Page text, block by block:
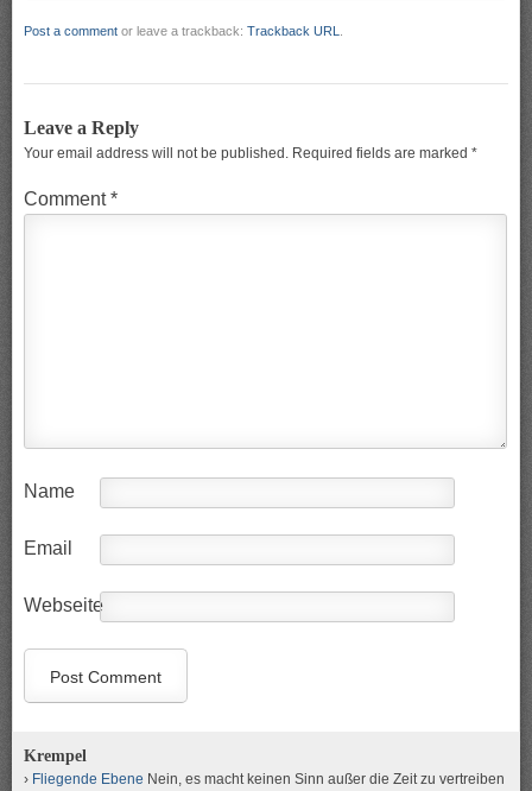
Post a comment or leave a trackback: Trackback URL.
Leave a Reply
Your email address will not be published. Required fields are marked *
Comment*
Name
Email
Webseite
Krempel
Fliegende Ebene Nein, es macht keinen Sinn außer die Zeit zu vertreiben